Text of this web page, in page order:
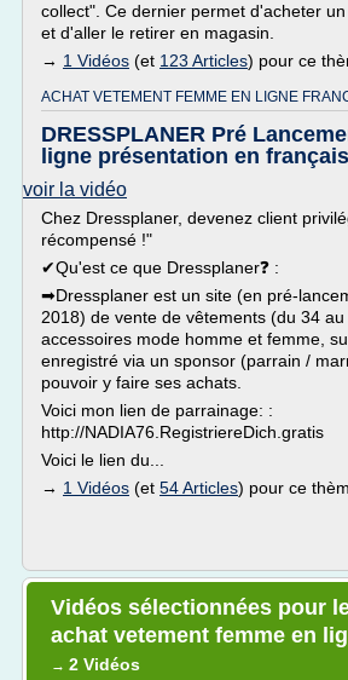
collect". Ce dernier permet d'acheter
et d'aller le retirer en magasin.
→ 1 Vidéos (et 123 Articles) pour ce
ACHAT VETEMENT FEMME EN LIGNE
DRESSPLANER Pré
ligne présentation en français
voir la vidéo
Chez Dressplaner, devenez client
récompensé !"
✔Qu'est ce que Dressplaner❓ :
➡Dressplaner est un site (en pré-
2018) de vente de vêtements (du 34
accessoires mode homme et femme,
enregistré via un sponsor (parrain /
pouvoir y faire ses achats.
Voici mon lien de parrainage: :
http://NADIA76.RegistriereDich.gratis
Voici le lien du...
→ 1 Vidéos (et 54 Articles) pour ce
Vidéos sélectionnées pour
achat vetement femme en
→ 2 Vidéos